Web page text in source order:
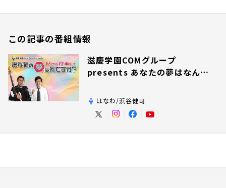
この記事の番組情報
滋慶学園COMグループ
presents あなたの夢はなんで
はなわ/浜谷健司